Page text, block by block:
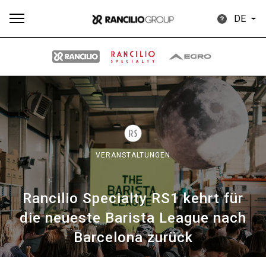
DE
VERANSTALTUNGEN
Rancilio Specialty RS1 kehrt für
die neueste Barista League nach
Barcelona zurück
Alle Produkte Nachrichten Herunterladen
Our brands
Gruppe